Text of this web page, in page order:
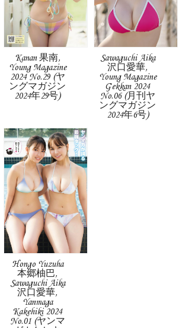
Kanan 果南,
Young Magazine
2024 No.29 (ヤ
ングマガジン
2024年29号)
Sawaguchi Aika
沢口愛華,
Young Magazine
Gekkan 2024
No.06 (月刊ヤ
ングマガジン
2024年6号)
Hongo Yuzuha
本郷柚巴,
Sawaguchi Aika
沢口愛華,
Yanmaga
Kakehiki 2024
No.01 (ヤンマ